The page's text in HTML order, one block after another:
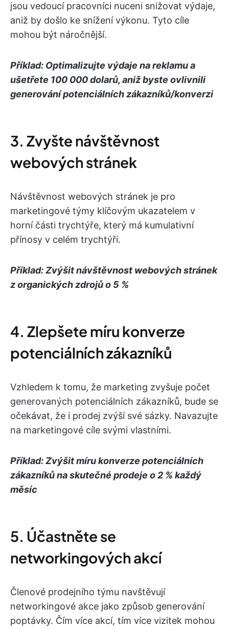
jsou vedoucí pracovníci nuceni snižovat výdaje,
aniž by došlo ke snížení výkonu. Tyto cíle
mohou být náročnější.
Příklad: Optimalizujte výdaje na reklamu a
ušetřete 100 000 dolarů, aniž byste ovlivnili
generování potenciálních zákazníků/konverzi
3. Zvyšte návštěvnost
webových stránek
Návštěvnost webových stránek je pro
marketingové týmy klíčovým ukazatelem v
horní části trychtýře, který má kumulativní
přínosy v celém trychtýři.
Příklad: Zvýšit návštěvnost webových stránek
z organických zdrojů o 5 %
4. Zlepšete míru konverze
potenciálních zákazníků
Vzhledem k tomu, že marketing zvyšuje počet
generovaných potenciálních zákazníků, bude se
očekávat, že i prodej zvýší své sázky. Navazujte
na marketingové cíle svými vlastními.
Příklad: Zvýšit míru konverze potenciálních
zákazníků na skutečné prodeje o 2 % každý
měsíc
5. Účastněte se
networkingových akcí
Členové prodejního týmu navštěvují
networkingové akce jako způsob generování
poptávky. Čím více akcí, tím více vizitek mohou